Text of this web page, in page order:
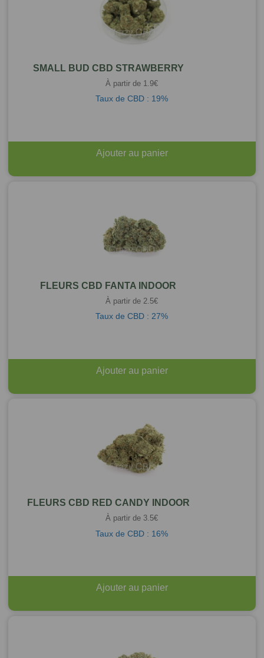
SMALL BUD CBD STRAWBERRY
À partir de 1.9€
Taux de CBD : 19%
Ajouter au panier
FLEURS CBD FANTA INDOOR
À partir de 2.5€
Taux de CBD : 27%
Ajouter au panier
FLEURS CBD RED CANDY INDOOR
À partir de 3.5€
Taux de CBD : 16%
Ajouter au panier